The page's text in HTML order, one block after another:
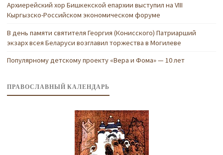
Архиерейский хор Бишкекской епархии выступил на VIII
Кыргызско-Российском экономическом форуме
В день памяти святителя Георгия (Конисского) Патриарший
экзарх всея Беларуси возглавил торжества в Могилеве
Популярному детскому проекту «Вера и Фома» — 10 лет
ПРАВОСЛАВНЫЙ КАЛЕНДАРЬ